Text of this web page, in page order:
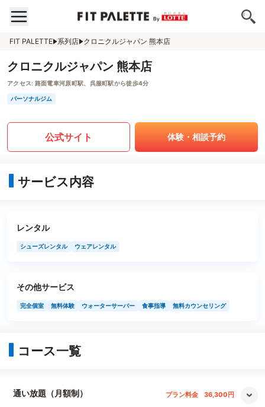
FIT PALETTE 系列店 クロニクルジャパン 熊本店
クロニクルジャパン 熊本店
アクセス: 路面電車河原町駅、呉服町駅から徒歩4分
パーソナルジム
公式サイト 体験・相談予約
サービス内容
レンタル
シューズレンタル ウェアレンタル
その他サービス
完全個室 無料体験 ウォーターサーバー 食事指導 無料カウンセリング
コース一覧
通い放題（月額制） プラン料金 36,300円